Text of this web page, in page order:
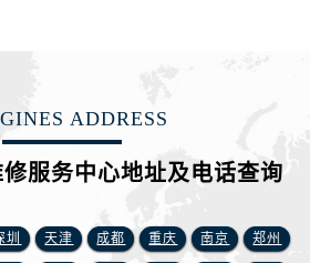
安徽省阜阳市颍州区颍州北路浪琴售后服务中心（需提前预约）
安徽省黄山市屯溪区黄山西路浪琴售后服务中心（需提前预约）
ADDRESS
服务中心地址及电话查询
圳 天津 成都 重庆 南京 郑州